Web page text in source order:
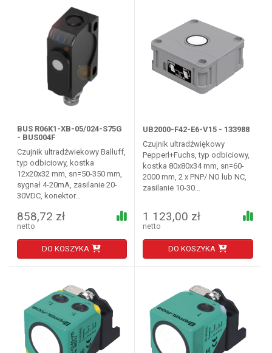
BUS R06K1-XB-05/024-S75G
- BUS004F
Czujnik ultradźwiekowy Balluff,
typ odbiciowy, kostka
12x20x32 mm, sn=50-350 mm,
sygnał 4-20mA, zasilanie 20-
30VDC, konektor...
858,72 zł
netto
DO KOSZYKA
UB2000-F42-E6-V15 - 133988
Czujnik ultradźwiękowy
Pepperl+Fuchs, typ odbiciowy,
kostka 80x80x34 mm, sn=60-
2000 mm, 2 x PNP/ NO lub NC,
zasilanie 10-30...
1 123,00 zł
netto
DO KOSZYKA